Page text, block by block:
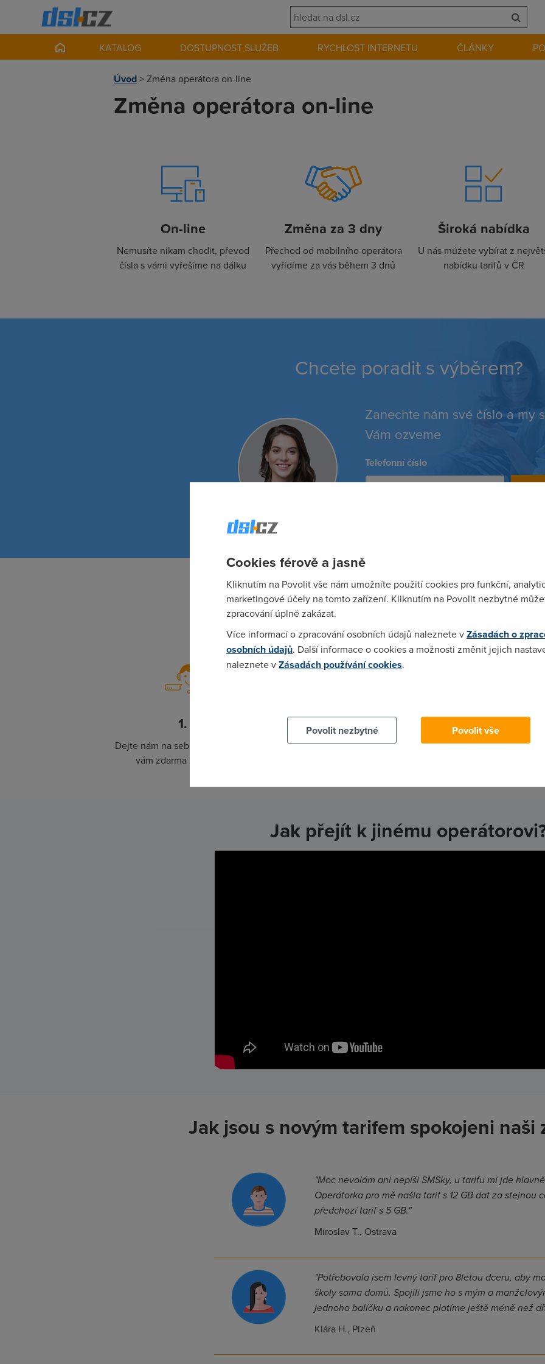
KATALOG DOSTUPNOST SLUŽEB RYCHLOST INTERNETU ČLÁNKY
Úvod>Změna operátora on-line
Změna operátora on-line
On-line
Nemusíte nikam chodit, převod
čísla s vámi vyřešíme na dálku
Změna za 3 dny
Přechod od mobilního operátora
vyřídíme za vás během 3 dnů
Široká nabídka
U nás můžete vybírat z
nabídku tarifů v ČR
Chcete poradit s výběrem?
Zanechte nám své číslo a my
Vám ozveme
Telefonní číslo
Jak probíhá změna operátora?
1.
Dejte nám na sebe kontakt a my
vám zdarma zavoláme
2.
Společně pro vás vybereme ten
3.
Kurýr na vaši adresu doručí
Jak přejít k jinému
Jak jsou s novým tarifem spokojeni naši
"Moc nevolám ani nepíši SMSky, u tarifu mi jde
Operátorka pro mě našla tarif s 12 GB dat za stejnou
předchozí tarif s 5 GB."
Miroslav T., Ostrava
"Potřebovala jsem levný tarif pro 8letou dceru, aby
školy sama domů. Spojili jsme ho s mým a
jednoho balíčku a nakonec platíme ještě méně než
Klára H., Plzeň
Cookies férově a jasně
Kliknutím na Povolit vše nám umožníte použití cookies pro funkční,
marketingové účely na tomto zařízení. Kliknutím na Povolit nezbytné
zpracování úplně zakázat.
Více informací o zpracování osobních údajů naleznete vZásadách o
osobních údajů. Další informace o cookies a možnosti změnit jejich
naleznete vZásadách používání cookies.
Povolit nezbytné
Povolit vše